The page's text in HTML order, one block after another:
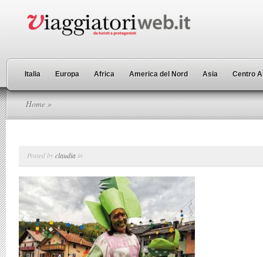
Italia Europa Africa America del Nord Asia Centro
Home »
Posted byclaudia in